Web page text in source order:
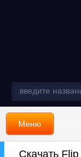
Меню
Скачать